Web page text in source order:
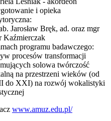
i opieka
Jarosław Bręk, ad. oraz mgr
Kaźmierczak
programu badawczego:
procesów transformacji
solowa twórczość
na przestrzeni wieków (od
do XXI) na rozwój wokalistyki
www.amuz.edu.pl/